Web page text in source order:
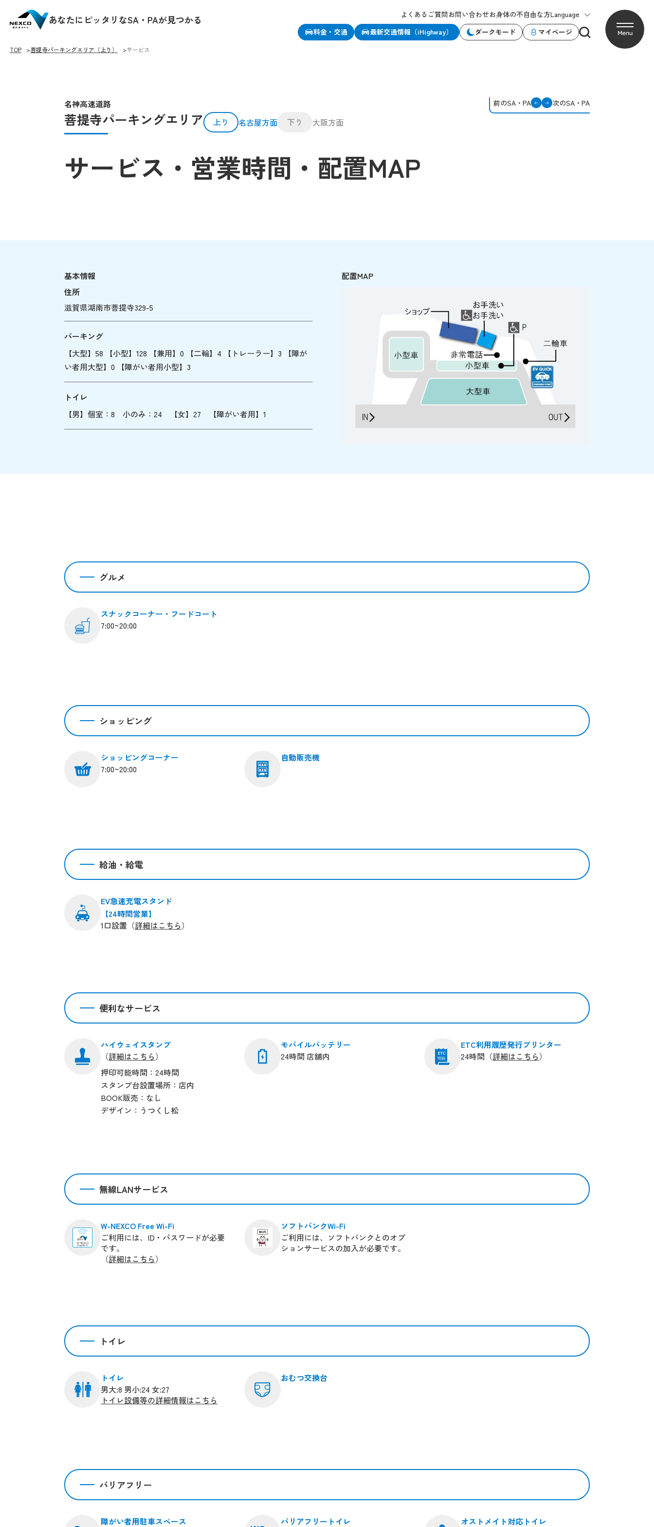
あなたにピッタリなSA・PAが見つかる よくあるご質問お問い合わせお身体の不自由な方Language
料金・交通
最新交通情報（iHighway） ダークモード マイページ Menu
TOP 菩提寺パーキングエリア（上り） サービス
名神高速道路
菩提寺パーキングエリア 上り 名古屋方面 下り 大阪方面
サービス・営業時間・配置MAP
前のSA・PA 次のSA・PA
基本情報
住所
滋賀県湖南市菩提寺329-5
パーキング
【大型】58 【小型】128 【兼用】0 【二輪】4 【トレーラー】3 【障が
い者用大型】0 【障がい者用小型】3
トイレ
【男】個室：8 小のみ：24 【女】27
【障がい者用】1
配置MAP
グルメ
スナックコーナー・フードコート
7:00~20:00
ショッピング
ショッピングコーナー
7:00~20:00
自動販売機
給油・給電
EV急速充電スタンド
【24時間営業】
1口設置（詳細はこちら）
便利なサービス
ハイウェイスタンプ
（詳細はこちら）
押印可能時間：24時間
スタンプ台設置場所：店内
BOOK販売：なし
デザイン：うつくし松
モバイルバッテリー
24時間 店舗内
ETC
明細
ETC利用履歴発行プリンター
24時間（詳細はこちら）
無線LANサービス
W-NEXCO Free Wi-Fi
ご利用には、ID・パスワードが必要
です。
（詳細はこちら）
ソフトバンクWi-Fi
ご利用には、ソフトバンクとのオプ
ションサービスの加入が必要です。
トイレ
トイレ
男大:8 男小:24 女:27
トイレ設備等の詳細情報はこちら
おむつ交換台
バリアフリー
障がい者用駐車スペース バリアフリートイレ オストメイト対応トイレ